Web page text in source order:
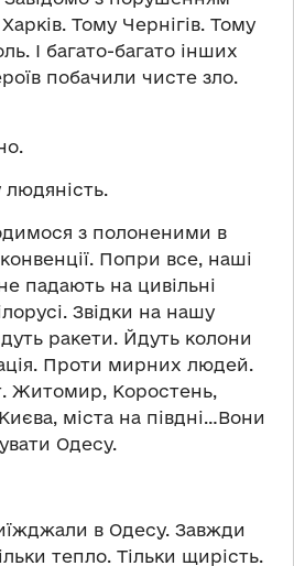
Тому Чернігів. Тому
І багато-багато інших
побачили чисте зло.
людяність.
з полоненими в
Попри все, наші
падають на цивільні
Звідки на нашу
ракети. Йдуть колони
Проти мирних людей.
Житомир, Коростень,
міста на півдні…Вони
Одесу.
в Одесу. Завжди
тепло. Тільки щирість.